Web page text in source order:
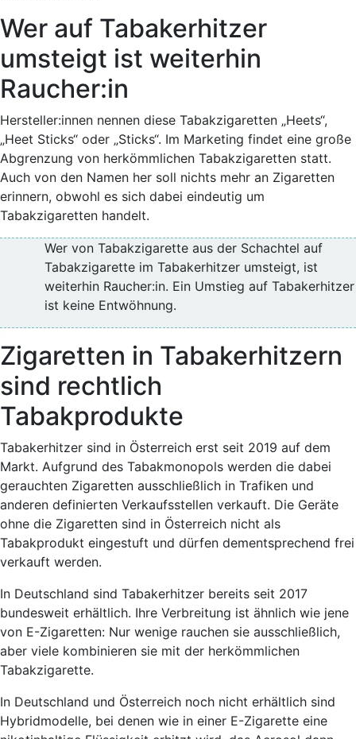
Wer auf Tabakerhitzer
umsteigt ist weiterhin
Raucher:in
Hersteller:innen nennen diese Tabakzigaretten „Heets“,
„Heet Sticks“ oder „Sticks“. Im Marketing findet eine große
Abgrenzung von herkömmlichen Tabakzigaretten statt.
Auch von den Namen her soll nichts mehr an Zigaretten
erinnern, obwohl es sich dabei eindeutig um
Tabakzigaretten handelt.
Wer von Tabakzigarette aus der Schachtel auf
Tabakzigarette im Tabakerhitzer umsteigt, ist
weiterhin Raucher:in. Ein Umstieg auf Tabakerhitzer
ist keine Entwöhnung.
Zigaretten in Tabakerhitzern
sind rechtlich
Tabakprodukte
Tabakerhitzer sind in Österreich erst seit 2019 auf dem
Markt. Aufgrund des Tabakmonopols werden die dabei
gerauchten Zigaretten ausschließlich in Trafiken und
anderen definierten Verkaufsstellen verkauft. Die Geräte
ohne die Zigaretten sind in Österreich nicht als
Tabakprodukt eingestuft und dürfen dementsprechend frei
verkauft werden.
In Deutschland sind Tabakerhitzer bereits seit 2017
bundesweit erhältlich. Ihre Verbreitung ist ähnlich wie jene
von E-Zigaretten: Nur wenige rauchen sie ausschließlich,
aber viele kombinieren sie mit der herkömmlichen
Tabakzigarette.
In Deutschland und Österreich noch nicht erhältlich sind
Hybridmodelle, bei denen wie in einer E-Zigarette eine